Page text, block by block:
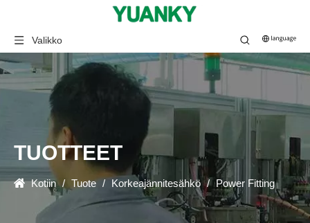
Valikko
TUOTTEET
Kotiin / Tuote / Korkeajännitesähkö / Power Fitting